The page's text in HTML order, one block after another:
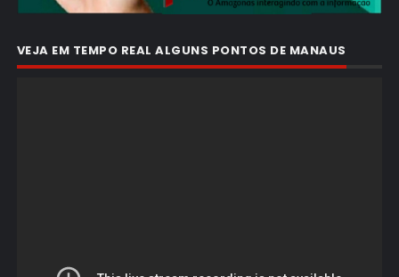
VEJA EM TEMPO REAL ALGUNS PONTOS DE MANAUS